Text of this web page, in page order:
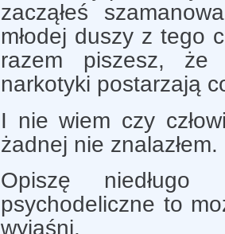
zacząłeś
młodej duszy z tego
razem piszesz, że
narkotyki postarzają
I nie wiem czy
żadnej nie znalazłem.
Opiszę niedługo
psychodeliczne to
wyjaśni.